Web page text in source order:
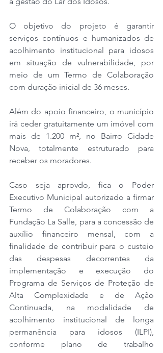
O objetivo do projeto é garantir
serviços contínuos e humanizados de
acolhimento institucional para idosos
em situação de vulnerabilidade, por
meio de um Termo de Colaboração
com duração inicial de 36 meses.
Além do apoio financeiro, o município
irá ceder gratuitamente um imóvel com
mais de 1.200 m², no Bairro Cidade
Nova, totalmente estruturado para
receber os moradores.
Caso seja aprovdo, fica o Poder
Executivo Municipal autorizado a firmar
Termo de Colaboração com a
Fundação La Salle, para a concessão de
auxílio financeiro mensal, com a
finalidade de contribuir para o custeio
das despesas decorrentes da
implementação e execução do
Programa de Serviços de Proteção de
Alta Complexidade e de Ação
Continuada, na modalidade de
acolhimento institucional de longa
permanência para idosos (ILPI),
conforme plano de trabalho